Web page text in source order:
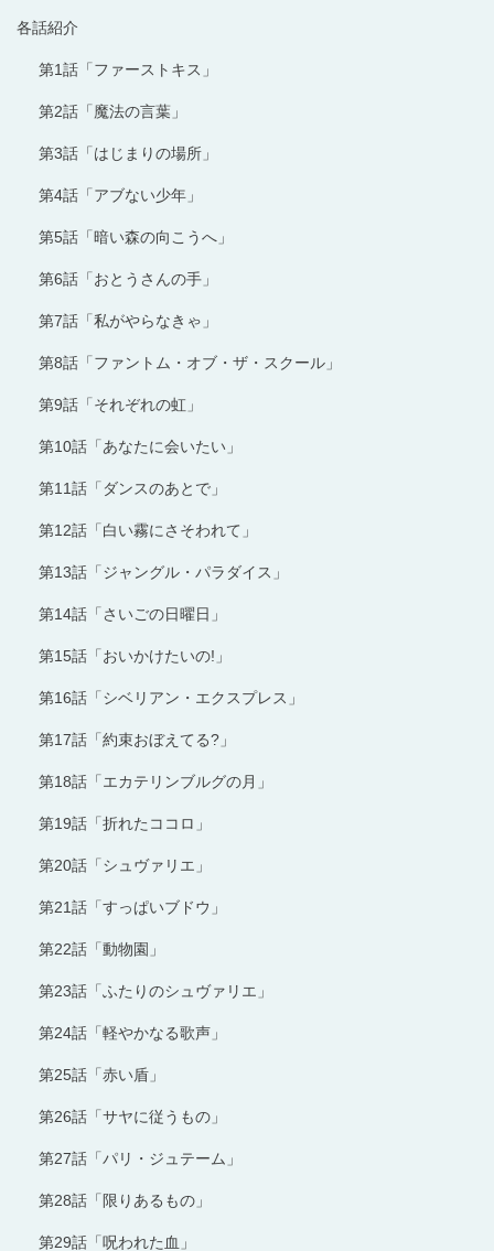
各話紹介
第1話「ファーストキス」
第2話「魔法の言葉」
第3話「はじまりの場所」
第4話「アブない少年」
第5話「暗い森の向こうへ」
第6話「おとうさんの手」
第7話「私がやらなきゃ」
第8話「ファントム・オブ・ザ・スクール」
第9話「それぞれの虹」
第10話「あなたに会いたい」
第11話「ダンスのあとで」
第12話「白い霧にさそわれて」
第13話「ジャングル・パラダイス」
第14話「さいごの日曜日」
第15話「おいかけたいの!」
第16話「シベリアン・エクスプレス」
第17話「約束おぼえてる?」
第18話「エカテリンブルグの月」
第19話「折れたココロ」
第20話「シュヴァリエ」
第21話「すっぱいブドウ」
第22話「動物園」
第23話「ふたりのシュヴァリエ」
第24話「軽やかなる歌声」
第25話「赤い盾」
第26話「サヤに従うもの」
第27話「パリ・ジュテーム」
第28話「限りあるもの」
第29話「呪われた血」